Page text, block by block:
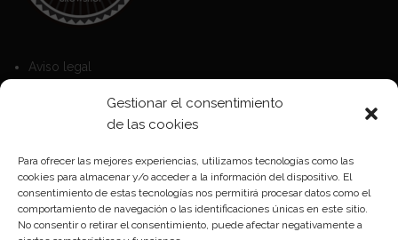
Gestionar el consentimiento
de las cookies
Para ofrecer las mejores experiencias, utilizamos tecnologías como las
cookies para almacenar y/o acceder a la información del dispositivo. El
consentimiento de estas tecnologías nos permitirá procesar datos como el
comportamiento de navegación o las identificaciones únicas en este sitio.
No consentir o retirar el consentimiento, puede afectar negativamente a
Aviso legal
Política de Cookies
Política de privacidad
Formas de pago
Plazos y condiciones de envio